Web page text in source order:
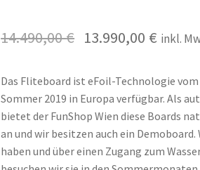
basierend auf
rtung
14.490,00€ 13.990,00 € inkl.
Das Fliteboard ist eFoil-Technologie
Sommer 2019 in Europa verfügbar. Als
bietet der FunShop Wien diese Boards
an und wir besitzen auch ein Demoboard.
haben und über einen Zugang zum